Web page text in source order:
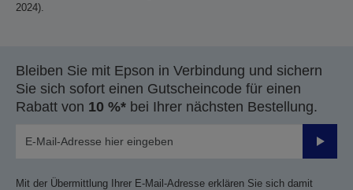
2024).
Bleiben Sie mit Epson in Verbindung und sichern
Sie sich sofort einen Gutscheincode für einen
Rabatt von 10 %* bei Ihrer nächsten Bestellung.
Mit der Übermittlung Ihrer E-Mail-Adresse erklären Sie sich damit